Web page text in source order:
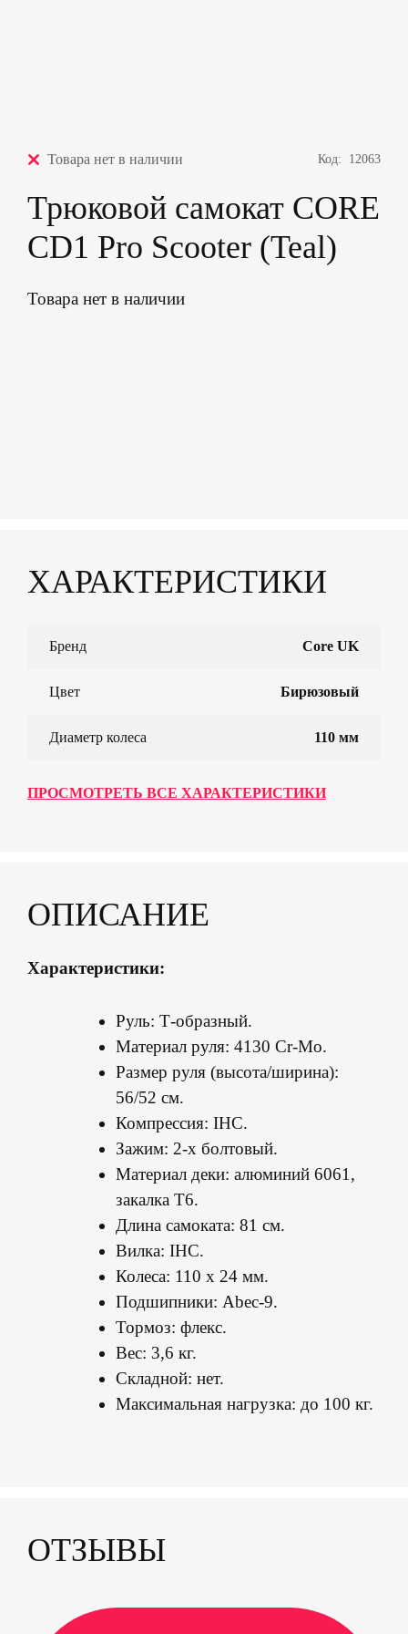
Товара нет в наличии Код: 12063
Трюковой самокат CORE
CD1 Pro Scooter (Teal)
Товара нет в наличии
ХАРАКТЕРИСТИКИ
Бренд Core UK
Цвет Бирюзовый
Диаметр колеса 110 мм
ПРОСМОТРЕТЬ ВСЕ ХАРАКТЕРИСТИКИ
ОПИСАНИЕ
Характеристики:
Руль: Т-образный.
Материалруля: 4130 Cr-Mo.
Размер руля (высота/ширина):
56/52 см.
Компрессия: IHC.
Зажим: 2-х болтовый.
Материал деки: алюминий 6061,
закалка Т6.
Длина самоката: 81 см.
Вилка: IHC.
Колеса: 110 х 24 мм.
Подшипники: Abec-9.
Тормоз: флекс.
Вес: 3,6 кг.
Складной: нет.
Максимальная нагрузка: до 100 кг.
ОТЗЫВЫ